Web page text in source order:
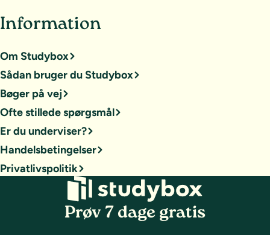
Information
Om Studybox
Sådan bruger du Studybox
Bøger på vej
Ofte stillede spørgsmål
Er du underviser?
Handelsbetingelser
Privatlivspolitik
Prøv 7 dage gratis